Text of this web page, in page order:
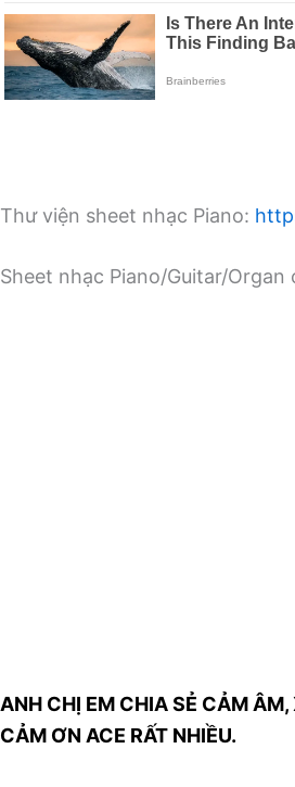
Thư viện sheet nhạc Piano:
Sheet nhạc Piano/Guitar/Organ
ANH CHỊ EM CHIA SẺ CẢM
CẢM ƠN ACE RẤT NHIỀU.